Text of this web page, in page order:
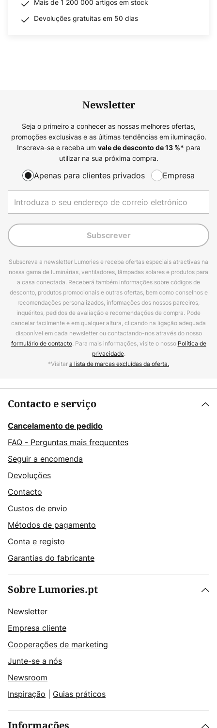
Mais de 1 200 000 artigos em stock
Devoluções gratuitas em 50 dias
Newsletter
Seja o primeiro a conhecer as nossas melhores ofertas,
promoções exclusivas e as últimas tendências em iluminação.
Inscreva-se e receba um vale de desconto de13%* para
utilizar na sua próxima compra.
Apenas para clientes privados Empresa
Subscrever
Subscreva a newsletter Lumories e receba ofertas especiais atractivas na
nossa gama de luminárias, ventiladores, lâmpadas solares e produtos para
a casa conectada. Receberá também informações sobre códigos de
desconto, produtos promocionais e outras ofertas, bem como conselhos e
recomendações personalizados, informações dos nossos parceiros,
inquéritos, pedidos de avaliação e recomendações de compra. Pode
cancelar facilmente e em qualquer altura, clicando na ligação adequada
disponível em cada newsletter ou contactando-nos através do nosso
formulário de contacto. Para mais informações, visite o nosso Política de
privacidade.
*Visitara lista de marcas excluídas da oferta.
Contacto e serviço
Cancelamento de pedido
FAQ - Perguntas mais frequentes
Seguir a encomenda
Devoluções
Contacto
Custos de envio
Métodos de pagamento
Conta e registo
Garantias do fabricante
Sobre Lumories.pt
Newsletter
Empresa cliente
Cooperações de marketing
Junte-se a nós
Newsroom
Inspiração
Guias práticos